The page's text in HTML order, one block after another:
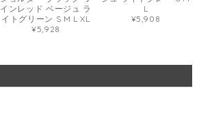
インレッド ベージュ ラ
イトグリーン S M L XL
¥5,928
L
¥5,908